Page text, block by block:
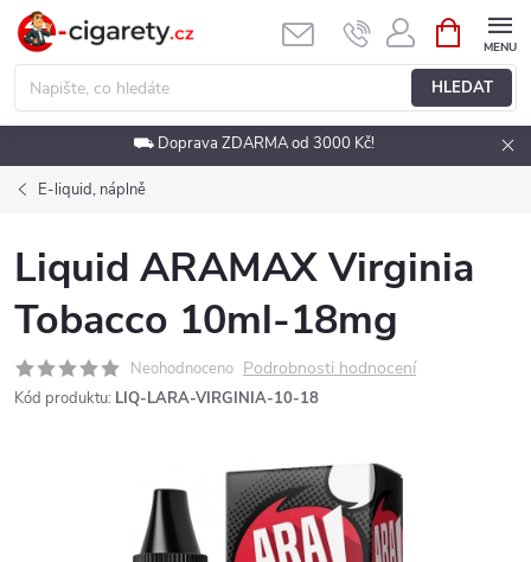
Přejít
obsah
HLEDAT
NÁKUPNÍ
KOŠÍK
⛟ Doprava ZDARMA od 3000 Kč!
E-liquid, náplně
Liquid ARAMAX Virginia
Tobacco 10ml-18mg
Neohodnoceno Podrobnosti hodnocení
Kód produktu: LIQ-LARA-VIRGINIA-10-18